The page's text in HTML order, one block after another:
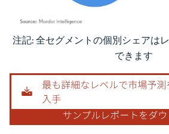
画像 © Mordor Intelligence。再利用にはCC BY
注記: 全セグメントの個別シェアは
できます